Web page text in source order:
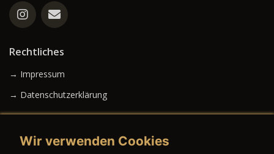
Rechtliches
→ Impressum
→ Datenschutzerklärung
Wir verwenden Cookies